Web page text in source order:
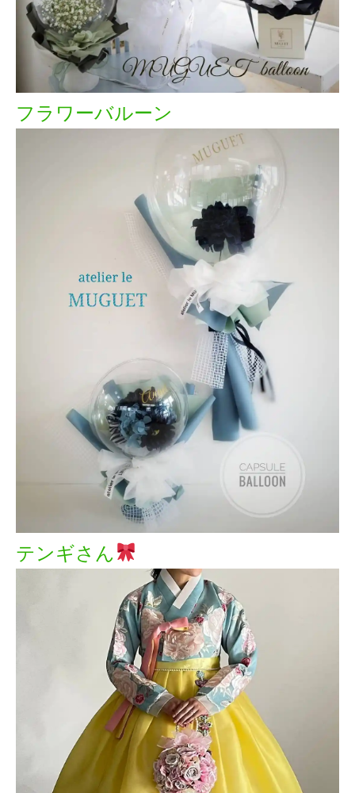
フラワーバルーン
テンギさん